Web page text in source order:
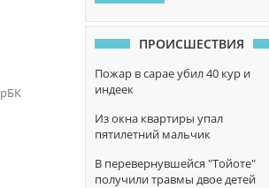
ПРОИСШЕСТВИЯ
Пожар в сарае убил 40 кур и
индеек
Из окна квартиры упал
пятилетний мальчик
В перевернувшейся "Тойоте"
получили травмы двое детей